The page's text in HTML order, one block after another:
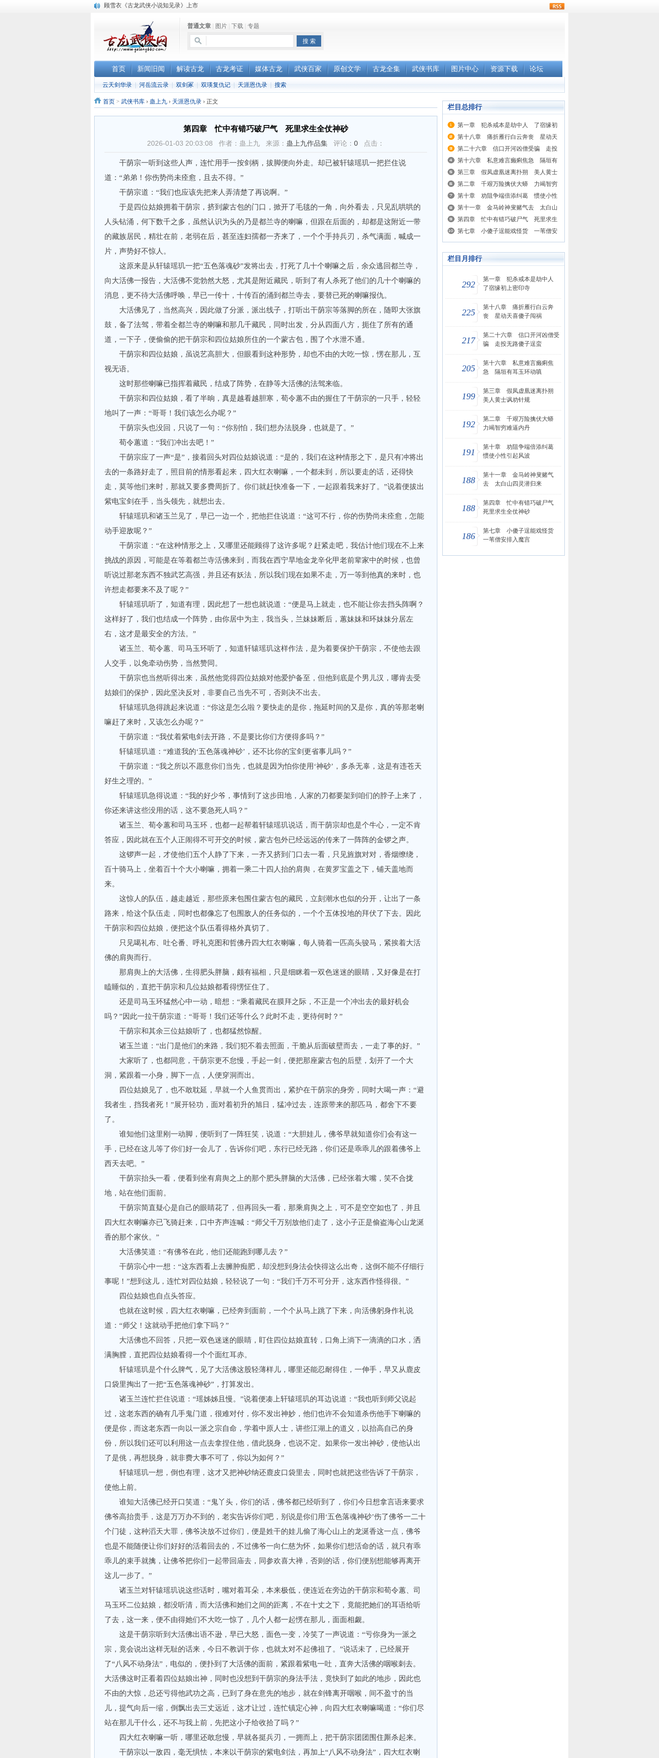
顾雪衣《古龙武侠小说知见录》上市
《古龙小说原貌探究》修订版已上市普通文章 图片 下载 专题
首页 新闻旧闻 解读古龙 古龙考证 媒体古龙 武侠百家 原创文学 古龙全集 武侠书库 图片中心 资源下载 论坛
云天剑华录 河岳流云录 双剑冢 双瑛复仇记 天涯恩仇录 搜索
首页 > 武侠书库 › 蛊上九 › 天涯恩仇录 › 正文
第四章 忙中有错巧破尸气 死里求生全仗神砂
2026-01-03 20:03:08 作者：蛊上九 来源： 蛊上九作品集 评论： 0 点击：
干荫宗一听到这些人声，连忙用手一按剑柄，拔脚便向外走。却已被轩辕瑶玑一把拦住说
道：“弟弟！你伤势尚未痊愈，且去不得。”
干荫宗道：“我们也应该先把来人弄清楚了再说啊。”
于是四位姑娘拥着干荫宗，挤到蒙古包的门口，掀开了毛毯的一角，向外看去，只见乱哄哄的
人头钻涌，何下数千之多，虽然认识为头的乃是都兰寺的喇嘛，但跟在后面的，却都是这附近一带
的藏族居民，精壮在前，老弱在后，甚至连妇孺都一齐来了，一个个手持兵刃，杀气满面，喊成一
片，声势好不惊人。
这原来是从轩辕瑶玑一把“五色落魂砂”发将出去，打死了几十个喇嘛之后，余众逃回都兰寺，
向大活佛一报告，大活佛不觉勃然大怒，尤其是附近藏民，听到了有人杀死了他们的几十个喇嘛的
消息，更不待大活佛呼唤，早已一传十，十传百的涌到都兰寺去，要替已死的喇嘛报仇。
大活佛见了，当然高兴，因此做了分派，派出线子，打听出干荫宗等落脚的所在，随即大张旗
鼓，备了法驾，带着全都兰寺的喇嘛和那几千藏民，同时出发，分从四面八方，扼住了所有的通
道，一下子，便偷偷的把干荫宗和四位姑娘所住的一个蒙古包，围了个水泄不通。
干荫宗和四位姑娘，虽说艺高胆大，但眼看到这种形势，却也不由的大吃一惊，愣在那儿，互
视无语。
这时那些喇嘛已指挥着藏民，结成了阵势，在静等大活佛的法驾来临。
干荫宗和四位姑娘，看了半晌，真是越看越胆寒，荀令蕙不由的握住了干荫宗的一只手，轻轻
地叫了一声：“哥哥！我们该怎么办呢？”
干荫宗头也没回，只说了一句：“你别怕，我们想办法脱身，也就是了。”
荀令蕙道：“我们冲出去吧！”
干荫宗应了一声“是”，接着回头对四位姑娘说道：“是的，我们在这种情形之下，是只有冲将出
去的一条路好走了，照目前的情形看起来，四大红衣喇嘛，一个都未到，所以要走的话，还得快
走，莫等他们来时，那就又要多费周折了。你们就赶快准备一下，一起跟着我来好了。”说着便拔出
紫电宝剑在手，当头领先，就想出去。
轩辕瑶玑和诸玉兰见了，早已一边一个，把他拦住说道：“这可不行，你的伤势尚未痊愈，怎能
动手迎敌呢？”
干荫宗道：“在这种情形之上，又哪里还能顾得了这许多呢？赶紧走吧，我估计他们现在不上来
挑战的原因，可能是在等着都兰寺活佛来到，而我在西宁旱地金龙辛化甲老前辈家中的时候，也曾
听说过那老东西不独武艺高强，并且还有妖法，所以我们现在如果不走，万一等到他真的来时，也
许想走都要来不及了呢？”
轩辕瑶玑听了，知道有理，因此想了一想也就说道：“便是马上就走，也不能让你去挡头阵啊？
这样好了，我们也结成一个阵势，由你居中为主，我当头，兰妹妹断后，蕙妹妹和环妹妹分居左
右，这才是最安全的方法。”
诸玉兰、荀令蕙、司马玉环听了，知道轩辕瑶玑这样作法，是为着要保护干荫宗，不使他去跟
人交手，以免牵动伤势，当然赞同。
干荫宗也当然听得出来，虽然他觉得四位姑娘对他爱护备至，但他到底是个男儿汉，哪肯去受
姑娘们的保护，因此坚决反对，非要自己当先不可，否则决不出去。
轩辕瑶玑急得跳起来说道：“你这是怎么啦？要快走的是你，拖延时间的又是你，真的等那老喇
嘛赶了来时，又该怎么办呢？”
干荫宗道：“我仗着紫电剑去开路，不是要比你们方便得多吗？”
轩辕瑶玑道：“难道我的‘五色落魂神砂’，还不比你的宝剑更省事儿吗？”
干荫宗道：“我之所以不愿意你们当先，也就是因为怕你使用‘神砂’，多杀无辜，这是有违苍天
好生之理的。”
轩辕瑶玑急得说道：“我的好少爷，事情到了这步田地，人家的刀都要架到咱们的脖子上来了，
你还来讲这些没用的话，这不要急死人吗？”
诸玉兰、荀令蕙和司马玉环，也都一起帮着轩辕瑶玑说话，而干荫宗却也是个牛心，一定不肯
答应，因此就在五个人正闹得不可开交的时候，蒙古包外已经远远的传来了一阵阵的金锣之声。
这锣声一起，才使他们五个人静了下来，一齐又挤到门口去一看，只见旌旗对对，香烟缭绕，
百十骑马上，坐着百十个大小喇嘛，拥着一乘二十四人抬的肩舆，在黄罗宝盖之下，铺天盖地而
来。
这惊人的队伍，越走越近，那些原来包围住蒙古包的藏民，立刻潮水也似的分开，让出了一条
路来，给这个队伍走，同时也都像忘了包围敌人的任务似的，一个个五体投地的拜伏了下去。因此
干荫宗和四位姑娘，便把这个队伍看得格外真切了。
只见噶礼布、吐仑番、呼礼克图和哲佛丹四大红衣喇嘛，每人骑着一匹高头骏马，紧挨着大活
佛的肩舆而行。
那肩舆上的大活佛，生得肥头胖脑，颇有福相，只是细眯着一双色迷迷的眼睛，又好像是在打
瞌睡似的，直把干荫宗和几位姑娘都看得愣怔住了。
还是司马玉环猛然心中一动，暗想：“乘着藏民在膜拜之际，不正是一个冲出去的最好机会
吗？”因此一拉干荫宗道：“哥哥！我们还等什么？此时不走，更待何时？”
干荫宗和其余三位姑娘听了，也都猛然惊醒。
诸玉兰道：“出门是他们的来路，我们犯不着去照面，干脆从后面破壁而去，一走了事的好。”
大家听了，也都同意，干荫宗更不怠慢，手起一剑，便把那座蒙古包的后壁，划开了一个大
洞，紧跟着一小身，脚下一点，人便穿洞而出。
四位姑娘见了，也不敢耽延，早就一个人鱼贯而出，紧护在干荫宗的身旁，同时大喝一声：“避
我者生，挡我者死！”展开轻功，面对着初升的旭日，猛冲过去，连原带来的那匹马，都舍下不要
了。
谁知他们这里刚一动脚，便听到了一阵狂笑，说道：“大胆娃儿，佛爷早就知道你们会有这一
手，已经在这儿等了你们好一会儿了，告诉你们吧，东行已经无路，你们还是乖乖儿的跟着佛爷上
西天去吧。”
干荫宗抬头一看，便看到坐有肩舆之上的那个肥头胖脑的大活佛，已经张着大嘴，笑不合拢
地，站在他们面前。
干荫宗简直疑心是自己的眼睛花了，但再回头一看，那乘肩舆之上，可不是空空如也了，并且
四大红衣喇嘛亦已飞骑赶来，口中齐声连喊：“师父千万别放他们走了，这小子正是偷盗海心山龙涎
香的那个家伙。”
大活佛笑道：“有佛爷在此，他们还能跑到哪儿去？”
干荫宗心中一想：“这东西看上去臃肿痴肥，却没想到身法会快得这么出奇，这倒不能不仔细行
事呢！”想到这儿，连忙对四位姑娘，轻轻说了一句：“我们千万不可分开，这东西作怪得很。”
四位姑娘也自点头答应。
也就在这时候，四大红衣喇嘛，已经奔到面前，一个个从马上跳了下来，向活佛躬身作礼说
道：“师父！这就动手把他们拿下吗？”
大活佛也不回答，只把一双色迷迷的眼睛，盯住四位姑娘直转，口角上淌下一滴滴的口水，洒
满胸膛，直把四位姑娘看得一个个面红耳赤。
轩辕瑶玑是个什么脾气，见了大活佛这股轻薄样儿，哪里还能忍耐得住，一伸手，早又从鹿皮
口袋里掏出了一把“五色落魂神砂”，打算发出。
诸玉兰连忙拦住说道：“瑶姊姊且慢。”说着便凑上轩辕瑶玑的耳边说道：“我也听到师父说起
过，这老东西的确有几手鬼门道，很难对付，你不发出神妙，他们也许不会知道杀伤他手下喇嘛的
便是你，而这老东西一向以一派之宗自命，学着中原人士，讲些江湖上的道义，以抬高自己的身
份，所以我们还可以利用这一点去拿捏住他，借此脱身，也说不定。如果你一发出神砂，使他认出
了是佻，再想脱身，就非费大事不可了，你以为如何？”
轩辕瑶玑一想，倒也有理，这才又把神砂纳还鹿皮口袋里去，同时也就把这些告诉了干荫宗，
使他上前。
谁知大活佛已经开口笑道：“鬼丫头，你们的话，佛爷都已经听到了，你们今日想拿言语来要求
佛爷高抬贵手，这是万万办不到的，老实告诉你们吧，别说是你们用‘五色落魂神砂’伤了佛爷一二十
个门徒，这种滔天大罪，佛爷决放不过你们，便是姓干的娃儿偷了海心山上的龙涎香这一点，佛爷
也是不能随便让你们好好的活着回去的，不过佛爷一向仁慈为怀，如果你们想活命的话，就只有乖
乖儿的束手就擒，让佛爷把你们一起带回庙去，同参欢喜大禅，否则的话，你们便别想能够再离开
这儿一步了。”
诸玉兰对轩辕瑶玑说这些话时，嘴对着耳朵，本来极低，便连近在旁边的干荫宗和荀令蕙、司
马玉环二位姑娘，都没听清，而大活佛和她们之间的距离，不在十丈之下，竟能把她们的耳语给听
了去，这一来，便不由得她们不大吃一惊了，几个人都一起愣在那儿，面面相觑。
这是干荫宗听到大活佛出语不逊，早已大怒，面色一变，冷笑了一声说道：“亏你身为一派之
宗，竟会说出这样无耻的话来，今日不教训于你，也就太对不起佛祖了。”说话未了，已经展开
了“八风不动身法”，电似的，便扑到了大活佛的面前，紧跟着紫电一吐，直奔大活佛的咽喉刺去。
大活佛这时正看着四位姑娘出神，同时也没想到干荫宗的身法手法，竟快到了如此的地步，因此也
不由的大惊，总还亏得他武功之高，已到了身在意先的地步，就在剑锋离开咽喉，间不盈寸的当
儿，提气向后一缩，倒飘出去三丈远近，这才让过，连忙镇定心神，向四大红衣喇嘛喝道：“你们尽
站在那儿干什么，还不与我上前，先把这小子给收拾了吗？”
四大红衣喇嘛一听，哪里还敢怠慢，早就各挺兵刃，一拥而上，把干荫宗团团围住厮杀起来。
干荫宗以一敌四，毫无惧怯，本来以干荫宗的紫电剑法，再加上“八风不动身法”，四大红衣喇
栏目总排行
第一章 犯杀戒本是劫中人 了宿缘初
第十八章 痛折雁行白云奔丧 星动天
第二十六章 信口开河凶僧受骗 走投
第十六章 私意难言癞痢焦急 隔垣有
第三章 假凤虚凰迷离扑朔 美人黄士
第二章 千艰万险擒伏大蟒 力竭智穷
第十章 劝阻争端倍添纠葛 惯使小性
第十一章 金马岭神叟赌气去 太白山
第四章 忙中有错巧破尸气 死里求生
第七章 小傻子逞能戏怪货 一苇僧安
栏目月排行
292
第一章 犯杀戒本是劫中人
了宿缘初上密印寺
225
第十八章 痛折雁行白云奔
丧 星动天喜傻子闯祸
217
第二十六章 信口开河凶僧受
骗 走投无路傻子逞蛮
205
第十六章 私意难言癞痢焦
急 隔垣有耳玉环动嗔
199
第三章 假凤虚凰迷离扑朔
美人黄士讽劝针规
192
第二章 千艰万险擒伏大蟒
力竭智穷难逼内丹
191
第十章 劝阻争端倍添纠葛
惯使小性引起风波
188
第十一章 金马岭神叟赌气
去 太白山四灵潜归来
188
第四章 忙中有错巧破尸气
死里求生全仗神砂
186
第七章 小傻子逞能戏怪货
一苇僧安排入魔宫